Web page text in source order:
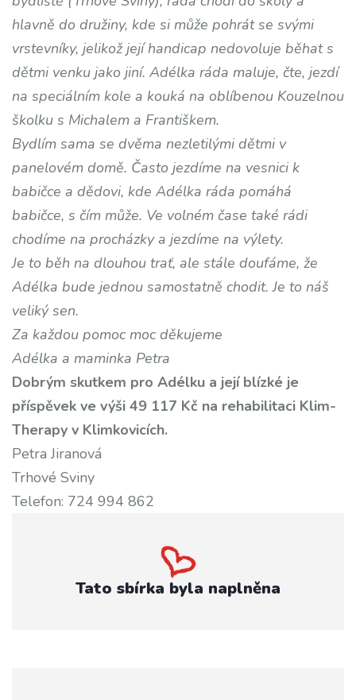
hlavně do družiny, kde si může pohrát se svými
vrstevníky, jelikož její handicap nedovoluje běhat s
dětmi venku jako jiní. Adélka ráda maluje, čte, jezdí
na speciálním kole a kouká na oblíbenou Kouzelnou
školku s Michalem a Františkem.
Bydlím sama se dvěma nezletilými dětmi v
panelovém domě. Často jezdíme na vesnici k
babičce a dědovi, kde Adélka ráda pomáhá
babičce, s čím může. Ve volném čase také rádi
chodíme na procházky a jezdíme na výlety.
Je to běh na dlouhou trať, ale stále doufáme, že
Adélka bude jednou samostatně chodit. Je to náš
veliký sen.
Za každou pomoc moc děkujeme
Adélka a maminka Petra
Dobrým skutkem pro Adélku a její blízké je
příspěvek ve výši 49 117 Kč na rehabilitaci Klim-
Therapy v Klimkovicích.
Petra Jiranová
Trhové Sviny
Telefon: 724 994 862
Tato sbírka byla naplněna